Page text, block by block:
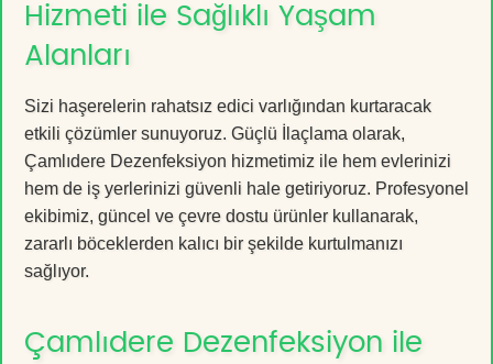
Hizmeti ile Sağlıklı Yaşam
Alanları
Sizi haşerelerin rahatsız edici varlığından kurtaracak
etkili çözümler sunuyoruz. Güçlü İlaçlama olarak,
Çamlıdere Dezenfeksiyon hizmetimiz ile hem evlerinizi
hem de iş yerlerinizi güvenli hale getiriyoruz. Profesyonel
ekibimiz, güncel ve çevre dostu ürünler kullanarak,
zararlı böceklerden kalıcı bir şekilde kurtulmanızı
sağlıyor.
Çamlıdere Dezenfeksiyon ile